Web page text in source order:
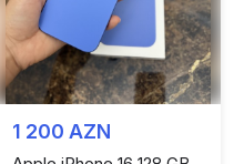
1 200 AZN